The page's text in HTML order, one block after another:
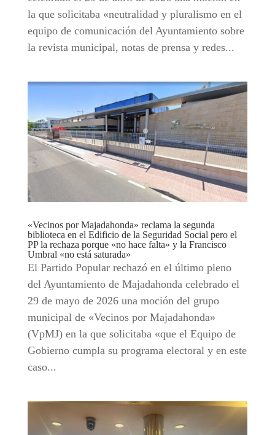
la que solicitaba «neutralidad y pluralismo en el
equipo de comunicación del Ayuntamiento sobre
la revista municipal, notas de prensa y redes...
«Vecinos por Majadahonda» reclama la segunda
biblioteca en el Edificio de la Seguridad Social pero el
PP la rechaza porque «no hace falta» y la Francisco
Umbral «no está saturada»
El Partido Popular rechazó en el último pleno
del Ayuntamiento de Majadahonda celebrado el
29 de mayo de 2026 una moción del grupo
municipal de «Vecinos por Majadahonda»
(VpMJ) en la que solicitaba «que el Equipo de
Gobierno cumpla su programa electoral y en este
caso...